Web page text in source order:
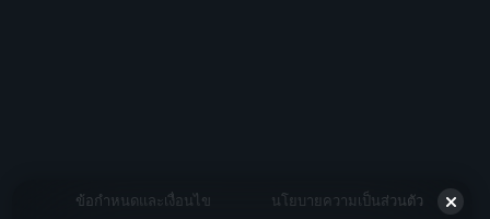
ข้อกำหนดและเงื่อนไข นโยบายความเป็นส่วนตัว